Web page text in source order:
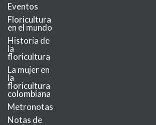
Eventos
Floricultura
en el mundo
Historia de
la
floricultura
La mujer en
la
floricultura
colombiana
Metronotas
Notas de